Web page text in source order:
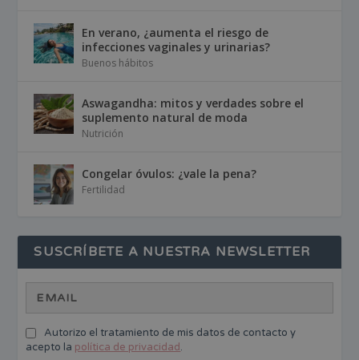
En verano, ¿aumenta el riesgo de
infecciones vaginales y urinarias?
Buenos hábitos
Aswagandha: mitos y verdades sobre el
suplemento natural de moda
Nutrición
Congelar óvulos: ¿vale la pena?
Fertilidad
SUSCRÍBETE A NUESTRA NEWSLETTER
Autorizo el tratamiento de mis datos de contacto y
acepto la política de privacidad.